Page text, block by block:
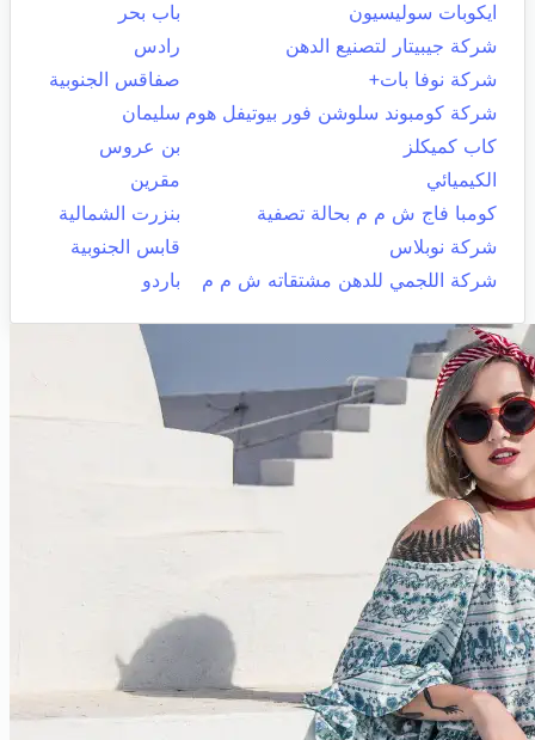
ايكوبات سوليسيون
باب بحر
شركة جيبيتار لتصنيع الدهن
رادس
شركة نوفا بات+
صفاقس الجنوبية
شركة كومبوند سلوشن فور بيوتيفل هوم سليمان
كاب كميكلز
بن عروس
الكيميائي
مقرين
كومبا فاج ش م م بحالة تصفية
بنزرت الشمالية
شركة نوبلاس
قابس الجنوبية
شركة اللجمي للدهن مشتقاته ش م م
باردو